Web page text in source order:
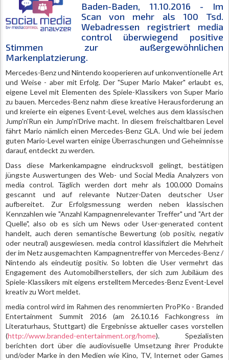
Baden-Baden, 11.10.2016 - Im
Scan von mehr als 100 Tsd.
Webadressen registriert media
control überwiegend positive
Stimmen zur außergewöhnlichen
Markenplatzierung.
Mercedes-Benz und Nintendo kooperieren auf unkonventionelle Art
und Weise - aber mit Erfolg. Der "Super Mario Maker" erlaubt es,
eigene Level mit Elementen des Spiele-Klassikers von Super Mario
zu bauen. Mercedes-Benz nahm diese kreative Herausforderung an
und kreierte ein eigenes Event-Level, welches aus dem klassischen
Jump'n'Run ein Jump'n'Drive macht. In diesem freischaltbaren Level
fährt Mario nämlich einen Mercedes-Benz GLA. Und wie bei jedem
guten Mario-Level warten einige Überraschungen und Geheimnisse
darauf, entdeckt zu werden.
Dass diese Markenkampagne eindrucksvoll gelingt, bestätigen
jüngste Auswertungen des Web- und Social Media Analyzers von
media control. Täglich werden dort mehr als 100.000 Domains
gescannt und auf relevante Nutzer-Daten deutscher User
aufbereitet. Zur Erfolgsmessung werden neben klassischen
Kennzahlen wie "Anzahl Kampagnenrelevanter Treffer" und "Art der
Quelle", also ob es sich um News oder User-generated content
handelt, auch deren semantische Bewertung (ob positiv, negativ
oder neutral) ausgewiesen. media control klassifiziert die Mehrheit
der im Netz ausgemachten Kampagnentreffer von Mercedes-Benz /
Nintendo als eindeutig positiv. So lobten die User vermehrt das
Engagement des Automobilherstellers, der sich zum Jubiläum des
Spiele-Klassikers mit eigens erstelltem Mercedes-Benz Event-Level
kreativ zu Wort meldet.
media control wird im Rahmen des renommierten ProPKo - Branded
Entertainment Summit 2016 (am 26.10.16 Fachkongress im
Literaturhaus, Stuttgart) die Ergebnisse aktueller cases vorstellen
(http://www.branded-entertainment.org/home). Spezialisten
berichten dort über die audiovisuelle Umsetzung ihrer Produkte
und/oder Marke in den Medien wie Kino, TV, Internet oder Games